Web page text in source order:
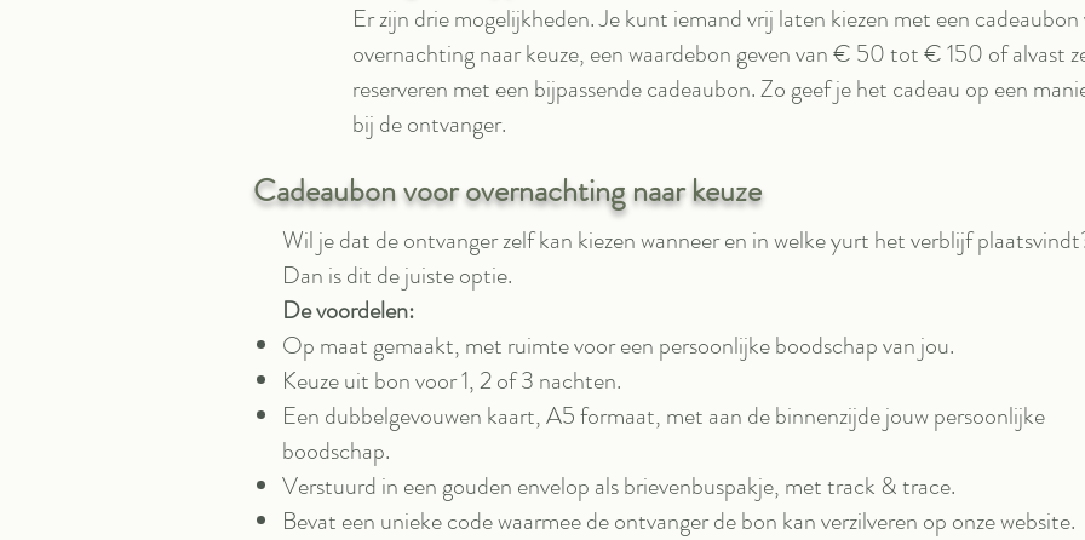
Er zijn drie mogelijkheden. Je kunt iemand vrij laten kiezen met een
overnachting naar keuze, een waardebon geven van € 50 tot € 150 of alvast
reserveren met een bijpassende cadeaubon. Zo geef je het cadeau op een
bij de ontvanger.
Cadeaubon voor overnachting naar keuze
Wil je dat de ontvanger zelf kan kiezen wanneer en in welke yurt het verblijf
Dan is dit de juiste optie.
De voordelen:
Op maat gemaakt, met ruimte voor een persoonlijke boodschap van jou.
Keuze uit bon voor 1, 2 of 3 nachten.
Een dubbelgevouwen kaart, A5 formaat, met aan de binnenzijde jouw persoonlijke
boodschap.
Verstuurd in een gouden envelop als brievenbuspakje, met track & trace.
Bevat een unieke code waarmee de ontvanger de bon kan verzilveren op onze website.